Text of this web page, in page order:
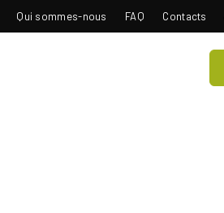
TOP
NAVIGATION
Qui sommes-nous FAQ Contacts